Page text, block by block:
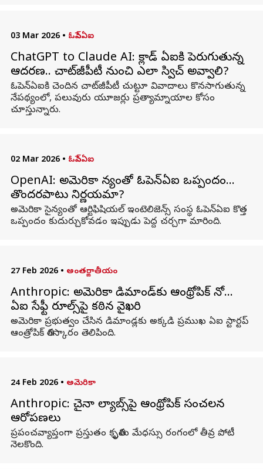
03 Mar 2026 • ఓపెన్ఏఐ
ChatGPT to Claude AI: క్లాడ్ ఏఐకి పెరుగుతున్న
ఆదరణ.. చాట్‌జీపీటీ నుంచి ఎలా స్విచ్ అవ్వాలి?
ఓపెన్‌ఏఐకి చెందిన చాట్‌జీపీటీ చుట్టూ వివాదాలు కొనసాగుతున్న
నేపథ్యంలో, పలువురు యూజర్లు ప్రత్యామ్నాయాల కోసం
చూస్తున్నారు.
02 Mar 2026 • ఓపెన్ఏఐ
OpenAI: అమెరికా సైన్యంతో ఓపెన్ఏఐ ఒప్పందం…
తొందరపాటు నిర్ణయమా?
అమెరికా సైన్యంతో ఆర్టిఫిషియల్ ఇంటెలిజెన్స్ సంస్థ ఓపెన్ఏఐ కొత్త
ఒప్పందం కుదుర్చుకోవడం ఇప్పుడు పెద్ద చర్చగా మారింది.
27 Feb 2026 • అంతర్జాతీయం
Anthropic: అమెరికా డిమాండ్‌కు ఆంథ్రోపిక్ నో…
ఏఐ సేఫ్టీ రూల్స్‌పై కఠిన వైఖరి
అమెరికా ప్రభుత్వం చేసిన డిమాండ్లకు అక్కడి ప్రముఖ ఏఐ స్టార్టప్
ఆంత్రోపిక్ తిరస్కారం తెలిపింది.
24 Feb 2026 • అమెరికా
Anthropic: చైనా ల్యాబ్స్‌పై ఆంథ్రోపిక్ సంచలన
ఆరోపణలు
ప్రపంచవ్యాప్తంగా ప్రస్తుతం కృత్రిమ మేధస్సు రంగంలో తీవ్ర పోటీ
నెలకొంది.